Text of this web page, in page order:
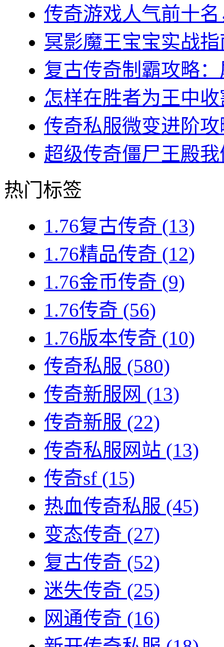
传奇游戏人气前十
冥影魔王宝宝实战
复古传奇制霸攻略
怎样在胜者为王中
传奇私服微变进阶
超级传奇僵尸王殿
热门标签
1.76复古传奇 (13)
1.76精品传奇 (12)
1.76金币传奇 (9)
1.76传奇 (56)
1.76版本传奇 (10)
传奇私服 (580)
传奇新服网 (13)
传奇新服 (22)
传奇私服网站 (13)
传奇sf (15)
热血传奇私服 (45)
变态传奇 (27)
复古传奇 (52)
迷失传奇 (25)
网通传奇 (16)